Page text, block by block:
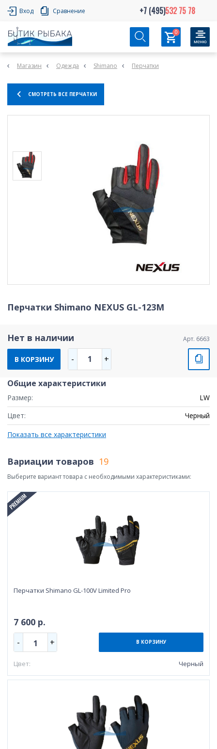
Вход Сравнение +7 (495)532 75 78
0
Магазин Одежда Shimano Перчатки
СМОТРЕТЬ ВСЕ ПЕРЧАТКИ
Перчатки Shimano NEXUS GL-123M
Нет в наличии Арт. 6663
В КОРЗИНУ - 1 +
Общие характеристики
Размер:
LW
Цвет:
Черный
Показать все характеристики
Вариации товаров 19
Выберите вариант товара с необходимыми характеристиками:
Перчатки Shimano GL-100V Limited Pro
7 600 р.
- 1 + В КОРЗИНУ
Цвет: Черный